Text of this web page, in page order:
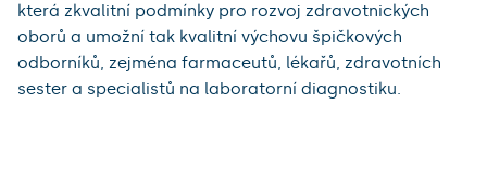
která zkvalitní podmínky pro rozvoj zdravotnických
oborů a umožní tak kvalitní výchovu špičkových
odborníků, zejména farmaceutů, lékařů, zdravotních
sester a specialistů na laboratorní diagnostiku.